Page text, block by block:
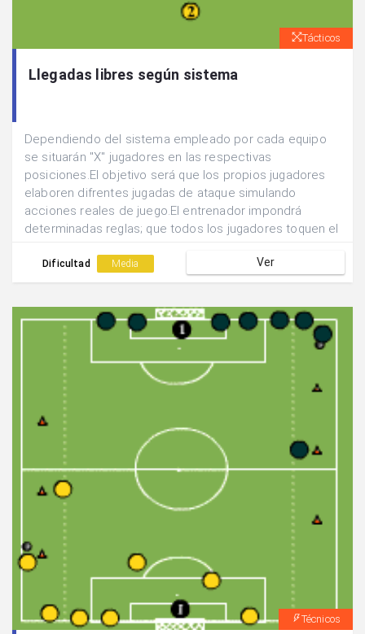
Tácticos
Llegadas libres según sistema
Dependiendo del sistema empleado por cada equipo
se situarán "X" jugadores en las respectivas
posiciones.El objetivo será que los propios jugadores
elaboren difrentes jugadas de ataque simulando
acciones reales de juego.El entrenador impondrá
determinadas reglas; que todos los jugadores toquen el
bandas....
Dificultad Media Ver
Técnicos